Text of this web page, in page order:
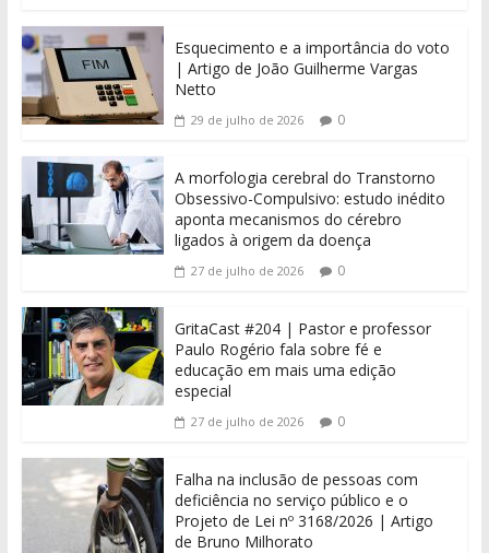
Esquecimento e a importância do voto
| Artigo de João Guilherme Vargas
Netto
29 de julho de 2026 0
A morfologia cerebral do Transtorno
Obsessivo-Compulsivo: estudo inédito
aponta mecanismos do cérebro
ligados à origem da doença
27 de julho de 2026 0
GritaCast #204 | Pastor e professor
Paulo Rogério fala sobre fé e
educação em mais uma edição
especial
27 de julho de 2026 0
Falha na inclusão de pessoas com
deficiência no serviço público e o
Projeto de Lei nº 3168/2026 | Artigo
de Bruno Milhorato